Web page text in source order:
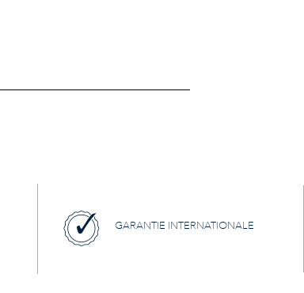
GARANTIE INTERNATIONALE